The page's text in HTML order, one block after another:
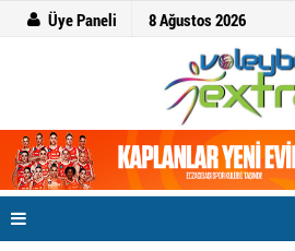
Üye Paneli 8 Ağustos 2026